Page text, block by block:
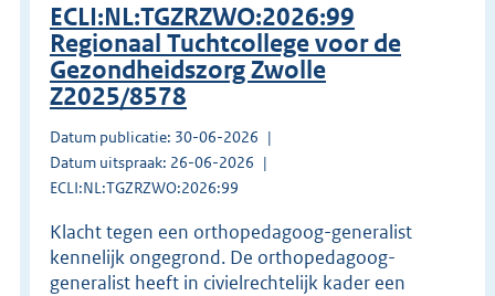
ECLI:NL:TGZRZWO:2026:99
Regionaal Tuchtcollege voor de
Gezondheidszorg Zwolle
Z2025/8578
Datum publicatie: 30-06-2026
Datum uitspraak: 26-06-2026
ECLI:NL:TGZRZWO:2026:99
Klacht tegen een orthopedagoog-generalist
kennelijk ongegrond. De orthopedagoog-
generalist heeft in civielrechtelijk kader een